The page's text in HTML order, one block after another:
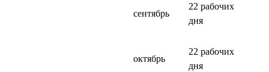
сентябрь
22 рабочих
дня
октябрь
22 рабочих
дня